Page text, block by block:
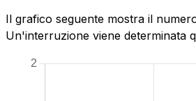
Il grafico seguente mostra il
Un'interruzione viene determinata